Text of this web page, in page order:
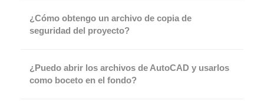
¿Cómo obtengo un archivo de copia de
seguridad del proyecto?
¿Puedo abrir los archivos de AutoCAD y usarlos
como boceto en el fondo?